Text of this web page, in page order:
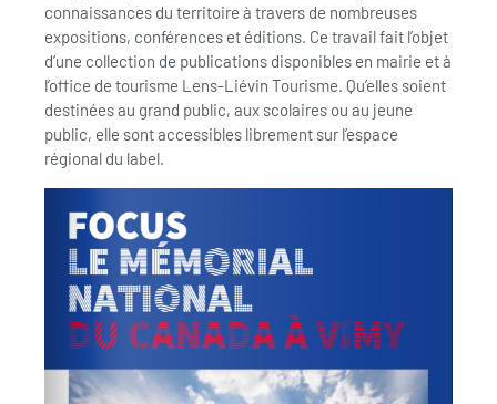
connaissances du territoire à travers de nombreuses
expositions, conférences et éditions. Ce travail fait l’objet
d’une collection de publications disponibles en mairie et à
l’office de tourisme Lens-Liévin Tourisme. Qu’elles soient
destinées au grand public, aux scolaires ou au jeune
public, elle sont accessibles librement sur l’espace
régional du label.